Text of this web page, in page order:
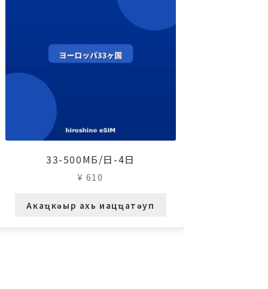
33-500МБ/日-4日
¥ 610
Акаҵкәыр ахь иацҵатәуп